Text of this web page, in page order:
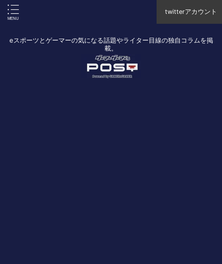
twitterアカウント
eスポーツとゲーマーの気になる話題やライター目線の独自コラムを掲
載。